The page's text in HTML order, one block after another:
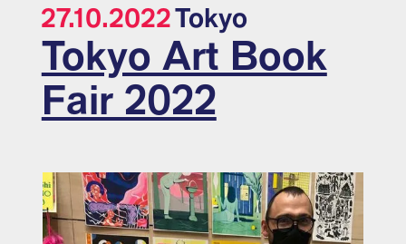
27.10.2022Tokyo
Tokyo Art Book
Fair 2022